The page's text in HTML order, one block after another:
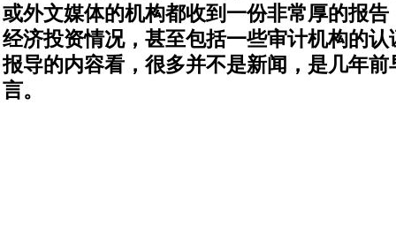
或外文媒体的机构都收到一份非常厚的报
经济投资情况，甚至包括一些审计机构的
报导的内容看，很多并不是新闻，是几年
言。